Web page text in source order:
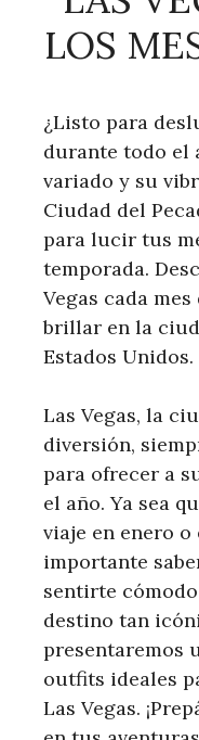
LOS
¿Listo para
durante todo el
variado y su
Ciudad del
para lucir tus
temporada.
Vegas cada
brillar en la
Estados Unidos.
Las Vegas, la
diversión,
para ofrecer a
el año. Ya sea
viaje en enero o
importante
sentirte
destino tan
presentaremos
outfits ideales
Las Vegas.